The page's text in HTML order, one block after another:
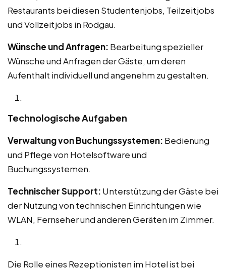
Restaurants bei diesen Studentenjobs, Teilzeitjobs
und Vollzeitjobs in Rodgau.
Wünsche und Anfragen: Bearbeitung spezieller
Wünsche und Anfragen der Gäste, um deren
Aufenthalt individuell und angenehm zu gestalten.
Technologische Aufgaben
Verwaltung von Buchungssystemen: Bedienung
und Pflege von Hotelsoftware und
Buchungssystemen.
Technischer Support: Unterstützung der Gäste bei
der Nutzung von technischen Einrichtungen wie
WLAN, Fernseher und anderen Geräten im Zimmer.
Die Rolle eines Rezeptionisten im Hotel ist bei